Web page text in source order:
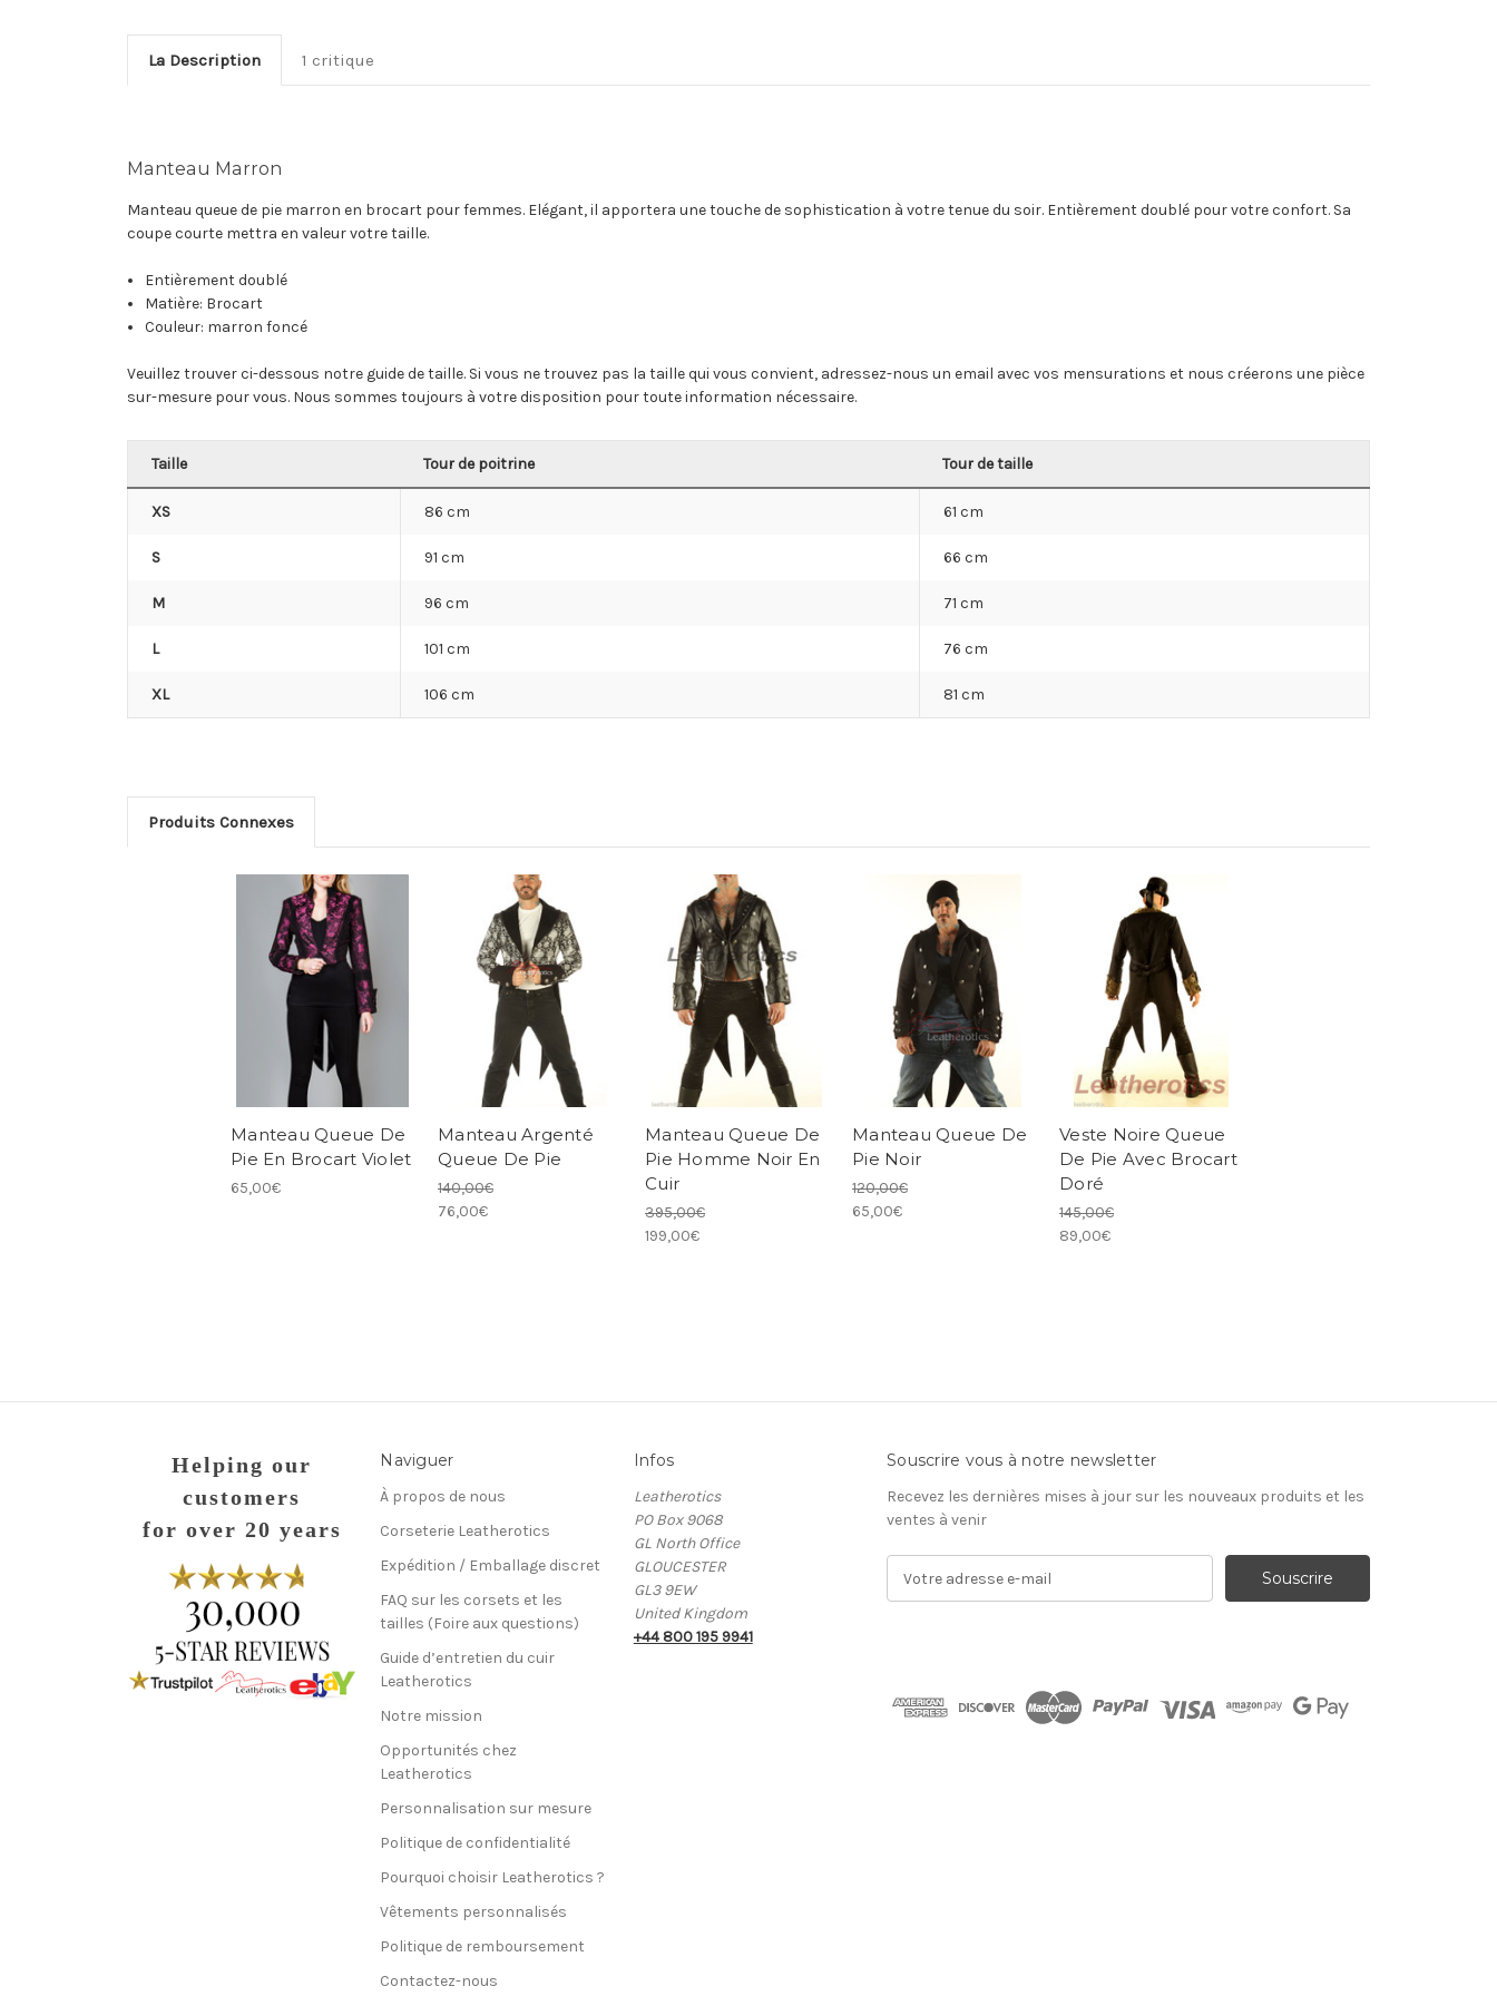
La Description 1 critique
Manteau Marron
Manteau queue de pie marron en brocart pour femmes. Elégant, il apportera une touche de sophistication à votre tenue du soir. Entièrement doublé pour votre confort. Sa
coupe courte mettra en valeur votre taille.
Entièrement doublé
Matière: Brocart
Couleur: marron foncé
Veuillez trouver ci-dessous notre guide de taille. Si vous ne trouvez pas la taille qui vous convient, adressez-nous un email avec vos mensurations et nous créerons une pièce
sur-mesure pour vous. Nous sommes toujours à votre disposition pour toute information nécessaire.
Taille Tour de poitrine Tour de taille
XS 86 cm 61 cm
S 91 cm 66 cm
M 96 cm 71 cm
L 101 cm 76 cm
XL 106 cm 81 cm
Produits Connexes
Manteau Queue De
Pie En Brocart Violet
65,00€
Manteau Argenté
Queue De Pie
140,00€
76,00€
Manteau Queue De
Pie Homme Noir En
Cuir
395,00€
199,00€
Manteau Queue De
Pie Noir
120,00€
65,00€
Veste Noire Queue
De Pie Avec Brocart
Doré
145,00€
89,00€
Helping our
customers
for over 20 years
Naviguer
À propos de nous
Corseterie Leatherotics
Expédition / Emballage discret
FAQ sur les corsets et les
tailles (Foire aux questions)
Guide d’entretien du cuir
Leatherotics
Notre mission
Opportunités chez
Leatherotics
Personnalisation sur mesure
Politique de confidentialité
Pourquoi choisir Leatherotics ?
Vêtements personnalisés
Politique de remboursement
Contactez-nous
Infos
Leatherotics
PO Box 9068
GL North Office
GLOUCESTER
GL3 9EW
United Kingdom
+44 800 195 9941
Souscrire vous à notre newsletter
Recevez les dernières mises à jour sur les nouveaux produits et les
ventes à venir
e